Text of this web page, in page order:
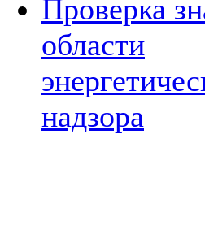
Проверка
области
надзора